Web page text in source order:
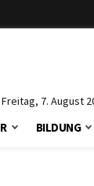
Freitag, 7. August
BILDUNG